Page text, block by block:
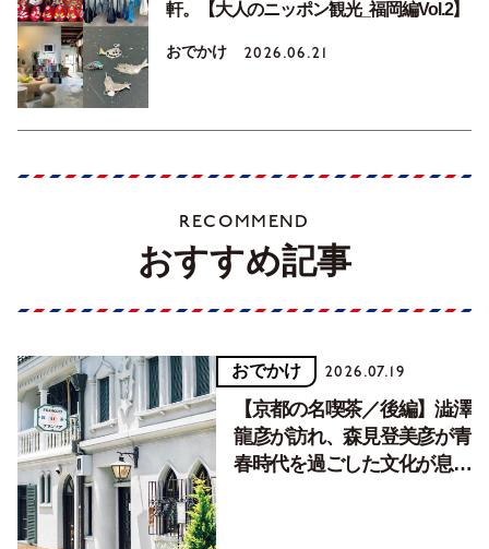
軒。【大人のニッポン観光_福岡編Vol.2】
おでかけ 2026.06.21
RECOMMEND
おすすめ記事
おでかけ 2026.07.19
【京都の名喫茶／後編】澁澤
龍彦が訪れ、森見登美彦が青
春時代を過ごした文化が息づ